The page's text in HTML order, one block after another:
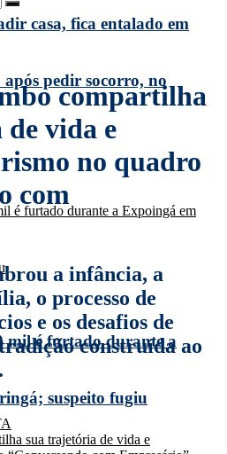
casa, fica entalado em
após pedir socorro, no
mil é furtado durante a
suspeito fugiu
compartilha
vida e
no quadro
com
a infância, a
o processo de
e os desafios de
construída ao